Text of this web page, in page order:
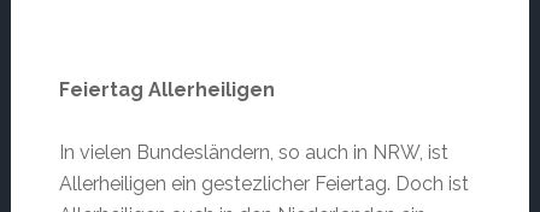
Feiertag Allerheiligen
In vielen Bundesländern, so auch in NRW, ist
Allerheiligen ein gestezlicher Feiertag. Doch ist